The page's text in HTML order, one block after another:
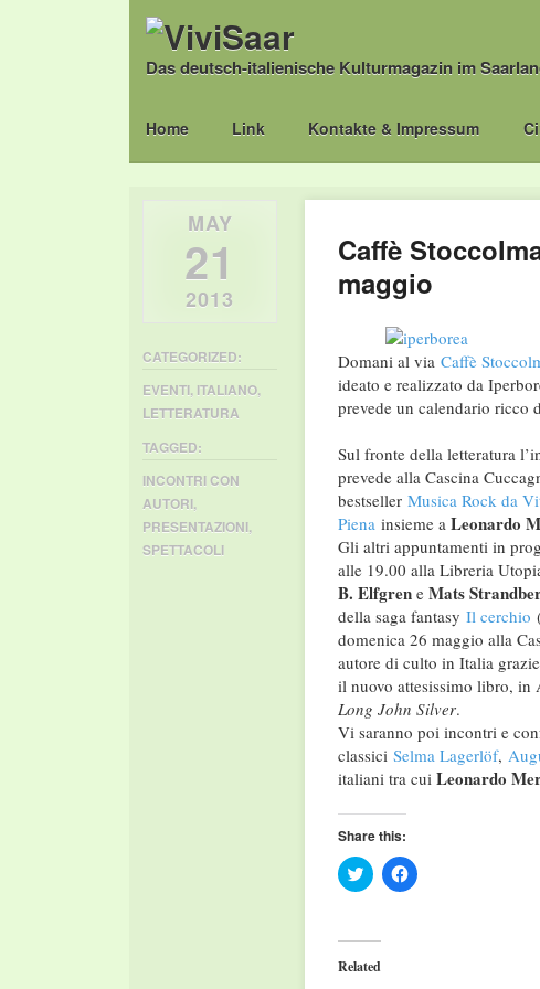
Das deutsch-italienische Kulturmagazin im
Main menu
Skip
Home Link Kontakte & Impressum
Caffè
maggio
Domani al via Caffè
ideato e realizzato da
prevede un calendario ricco
Sul fronte della letteratura
prevede alla Cascina
bestseller Musica Rock da
Piena insieme a Leonardo
Gli altri appuntamenti in
alle 19.00 alla Libreria
B. Elfgrene Mats
della saga fantasy Il cerchio
domenica 26 maggio alla
autore di culto in Italia
il nuovo attesissimo libro,
Long John Silver.
Vi saranno poi incontri e
classici Selma Lagerlöf,
italiani tra cuiLeonardo
Share this:
Click
to
(Opens
in
new
Click
to
Related
MAY
21
2013
CATEGORIZED:
EVENTI, ITALIANO,
LETTERATURA
TAGGED:
INCONTRI CON
AUTORI,
PRESENTAZIONI,
SPETTACOLI